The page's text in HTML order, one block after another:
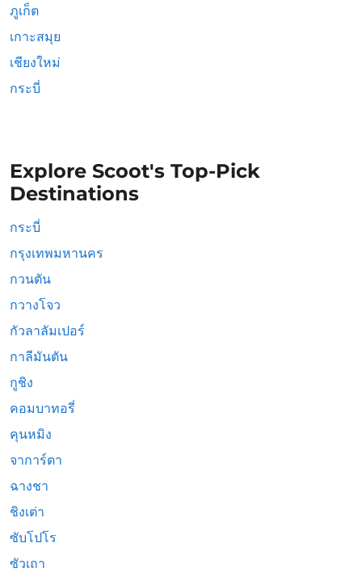
ภูเก็ต
เกาะสมุย
เชียงใหม่
กระบี่
Explore Scoot's Top-Pick
Destinations
กระบี่
กรุงเทพมหานคร
กวนตัน
กวางโจว
กัวลาลัมเปอร์
กาลีมันตัน
กูชิง
คอมบาทอรี่
คุนหมิง
จาการ์ตา
ฉางชา
ชิงเต่า
ซับโปโร
ซัวเถา